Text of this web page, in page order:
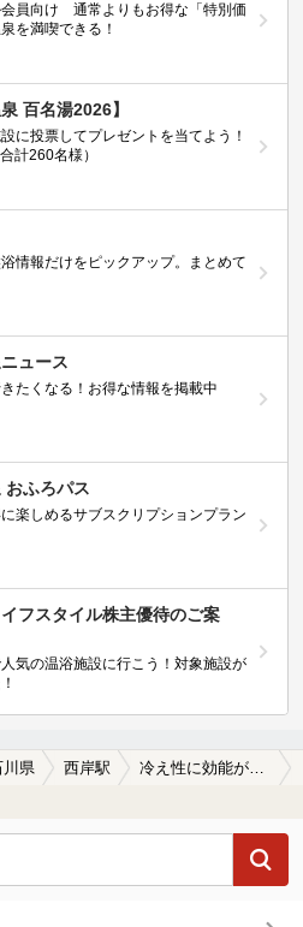
会員向け 通常よりもお得な「特別価
を満喫できる！
百名湯2026】
に投票してプレゼントを当てよう！
計260名様）
情報だけをピックアップ。まとめて
ュース
たくなる！お得な情報を掲載中
おふろパス
楽しめるサブスクリプションプラン
イフスタイル株主優待のご案
気の温浴施設に行こう！対象施設が
川県 西岸駅 冷え性に効能がある西岸駅近くの温泉、日帰り温泉、スーパー銭湯おすすめ